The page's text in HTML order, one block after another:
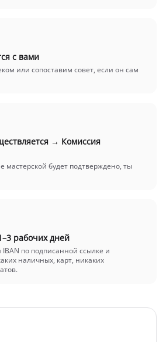
с вами
или сопоставим совет, если он сам
→ Комиссия
мастерской будет подтверждено, ты
рабочих дней
по подписанной ссылке и
наличных, карт, никаких